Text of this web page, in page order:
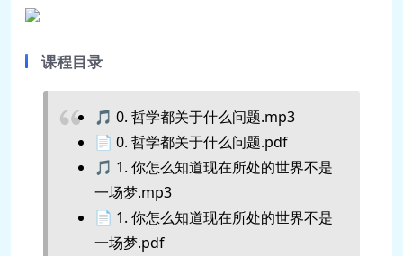
课程目录
🎵 0. 哲学都关于什么问题.mp3
📄 0. 哲学都关于什么问题.pdf
🎵 1. 你怎么知道现在所处的世界不是
一场梦.mp3
📄 1. 你怎么知道现在所处的世界不是
一场梦.pdf